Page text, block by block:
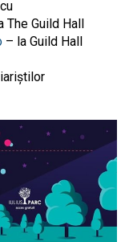
The Guild Hall
– la Guild Hall